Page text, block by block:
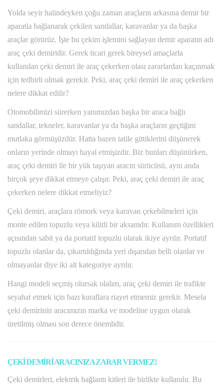
Yolda seyir halindeyken çoğu zaman araçların arkasına demir bir
aparatla bağlanarak çekilen sandallar, karavanlar ya da başka
araçlar görürüz. İşte bu çekim işlemini sağlayan demir aparatın adı
araç çeki demiridir. Gerek ticari gerek bireysel amaçlarla
kullanılan çeki demiri ile araç çekerken olası zararlardan kaçınmak
için tedbirli olmak gerekir. Peki, araç çeki demiri ile araç çekerken
nelere dikkat edilir?
Otomobilimizi sürerken yanımızdan başka bir araca bağlı
sandallar, tekneler, karavanlar ya da başka araçların geçtiğini
mutlaka görmüşüzdür. Hatta bazen tatile gittiklerini düşünerek
onların yerinde olmayı hayal etmişizdir. Biz bunları düşünürken,
araç çeki demiri ile bir yük taşıyan aracın sürücüsü, aynı anda
birçok şeye dikkat etmeye çalışır. Peki, araç çeki demiri ile araç
çekerken nelere dikkat etmeliyiz?
Çeki demiri, araçlara römork veya karavan çekebilmeleri için
monte edilen topuzlu veya kilitli bir aksamdır. Kullanım özellikleri
açısından sabit ya da portatif topuzlu olarak ikiye ayrılır. Portatif
topuzlu olanlar da, çıkartıldığında yeri dışarıdan belli olanlar ve
olmayanlar diye iki alt kategoriye ayrılır.
Hangi modeli seçmiş olursak olalım, araç çeki demiri ile trafikte
seyahat etmek için bazı kurallara riayet etmemiz gerekir. Mesela
çeki demirinin aracımızın marka ve modeline uygun olarak
üretilmiş olması son derece önemlidir.
ÇEKİ DEMİRİ ARACINIZA ZARAR VERMEZ!
Çeki demirleri, elektrik bağlantı kitleri ile birlikte kullanılır. Bu